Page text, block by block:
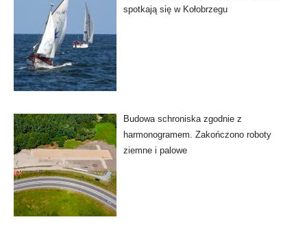
spotkają się w Kołobrzegu
Budowa schroniska zgodnie z
harmonogramem. Zakończono roboty
ziemne i palowe